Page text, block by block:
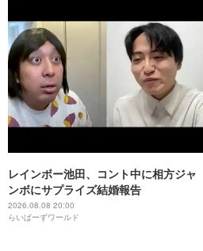
レインボー池田、コント中に相方ジャ
ンボにサプライズ結婚報告
2026.08.08 20:00
らいばーずワールド